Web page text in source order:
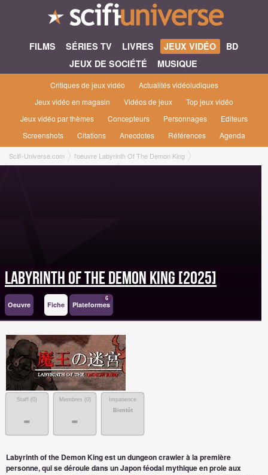
FILMS SÉRIES TV LIVRES JEUX VIDÉO
BD
JEUX DE SOCIÉTÉ
MUSIQUE
Critiques de jeux vidéo
Actualités vidéoludiques
Jeux vidéo en magasin
Vidéos de jeux
Top jeux vidéo
Jeux vidéo par thèmes
Concepteurs Personnages
Editeurs
Screenshots
Citations Anecdotes Références Agenda
Scifi-Universe.com
l'oeuvre Labyrinth Of The Demon King
Labyrinth Of The Demon King [2025]
Labyrinth Of The Demon King [2025]
Oeuvre Fiche Plateformes
6
Staff (0)
-
Membres (0)
-
Impatience
Bientôt
Labyrinth of the Demon King est un dungeon crawler à la première
personne, qui se déroule dans un Japon féodal mythique en proie aux